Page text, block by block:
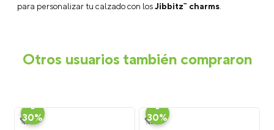
para personalizar tu calzado con losJibbitz™ charms.
Otros usuarios también compraron
-
30%
-
30%